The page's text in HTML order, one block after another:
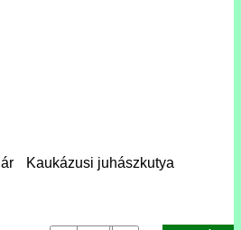
Kaukázusi juhászkutya